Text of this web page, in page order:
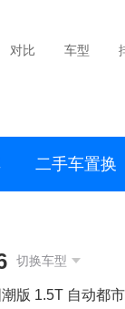
对比 车型
二手车置换
切换车型
版 1.5T 自动都